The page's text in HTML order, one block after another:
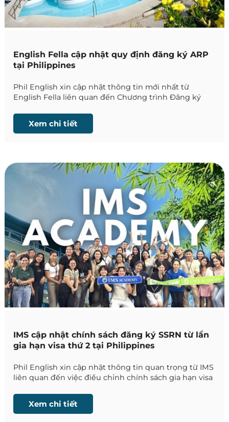
English Fella cập nhật quy định đăng ký ARP
tại Philippines
Phil English xin cập nhật thông tin mới nhất từ
English Fella liên quan đến Chương trình Đăng ký
cảnh Philippines triển khai. Đây là thay đổi quan
trọng mà học viên có kế hoạch học tập tại Philippines
Xem chi tiết
IMS cập nhật chính sách đăng ký SSRN từ lần
gia hạn visa thứ 2 tại Philippines
Phil English xin cập nhật thông tin quan trọng từ IMS
liên quan đến việc điều chỉnh chính sách gia hạn visa
21/04/2026.
Những thay đổi này ảnh hưởng trực tiếp đến quy
Xem chi tiết